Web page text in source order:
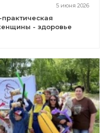
5 июня 2026
- здоровье